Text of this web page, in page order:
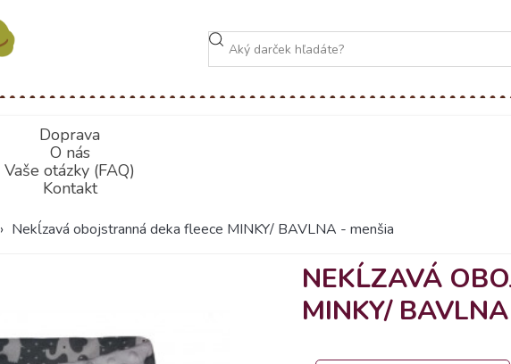
Doprava
O nás
Vaše otázky (FAQ)
Kontakt
› Nekĺzavá obojstranná deka fleece MINKY/ BAVLNA - menšia
NEKĹZAVÁ
MINKY/